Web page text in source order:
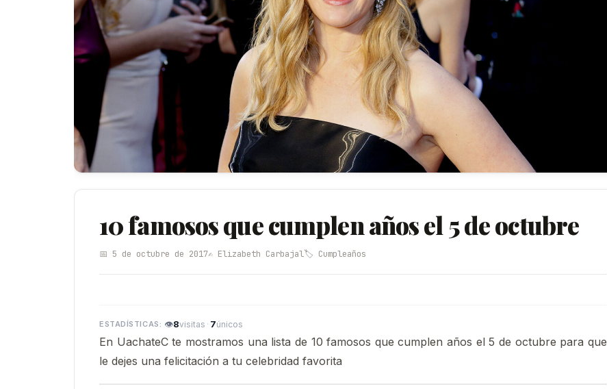
10 famosos que cumplen años el 5 de octubre
📅 5 de octubre de 2017✍️ Elizabeth Carbajal🏷️ Cumpleaños
👁8visitas · 7únicos
En UachateC te mostramos una lista de 10 famosos que cumplen años el 5 de octubre para que
le dejes una felicitación a tu celebridad favorita